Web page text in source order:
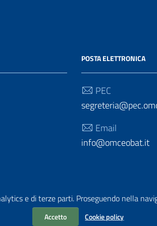
e di terze parti. Proseguendo nella
Accetto Cookie policy
POSTA ELETTRONICA
PEC
Email
info@omceobat.it